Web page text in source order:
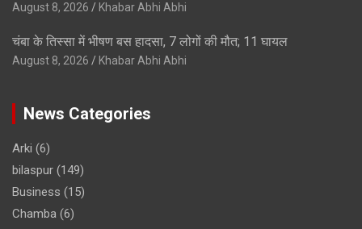
August 8, 2026 Khabar Abhi Abhi
चंबा के तिस्सा में भीषण बस हादसा, 7 लोगों की मौत; 11 घायल
August 8, 2026 Khabar Abhi Abhi
News Categories
Arki (6)
bilaspur (149)
Business (15)
Chamba (6)